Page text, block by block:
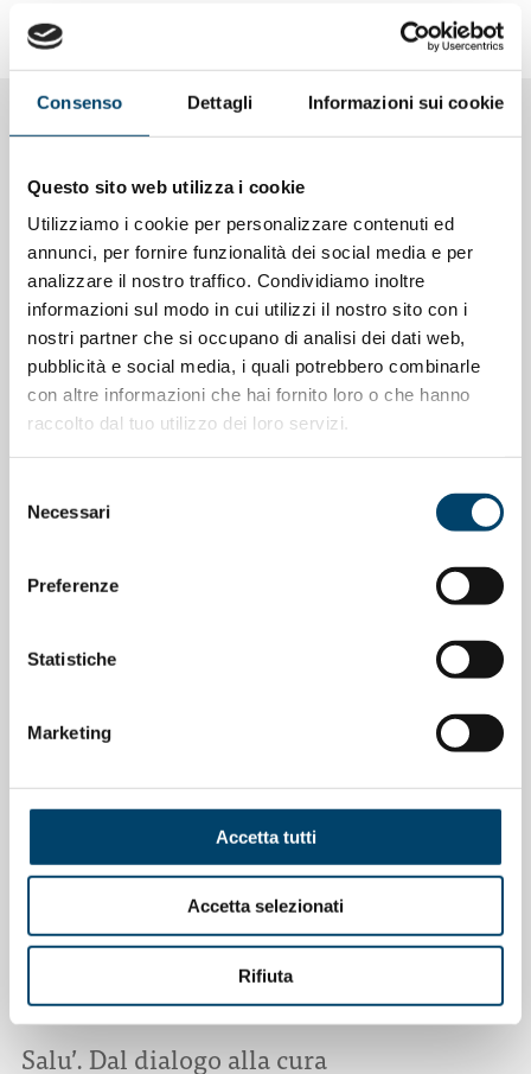
Consenso Dettagli Informazioni sui cookie
Questo sito web utilizza i cookie
Utilizziamo i cookie per personalizzare contenuti ed
annunci, per fornire funzionalità dei social media e per
analizzare il nostro traffico. Condividiamo inoltre
informazioni sul modo in cui utilizzi il nostro sito con i
nostri partner che si occupano di analisi dei dati web,
pubblicità e social media, i quali potrebbero combinarle
con altre informazioni che hai fornito loro o che hanno
raccolto dal tuo utilizzo dei loro servizi.
delNecessari
Preferenze
Statistiche
Marketing
Accetta tutti
Accetta selezionati
Rifiuta
DaQS
NOTIZIE CORRELATE
Depressione Post Partum: intervista al
23 Apr 2026
Salu’. Dal dialogo alla cura